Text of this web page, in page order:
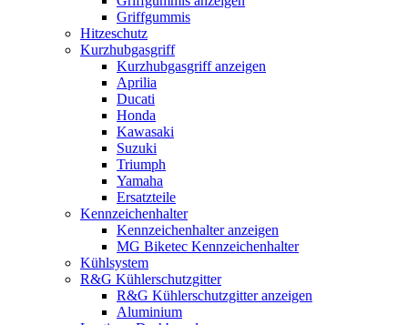
Griffgummis
Hitzeschutz
Kurzhubgasgriff
Kurzhubgasgriff anzeigen
Aprilia
Ducati
Honda
Kawasaki
Suzuki
Triumph
Yamaha
Ersatzteile
Kennzeichenhalter
Kennzeichenhalter anzeigen
MG Biketec Kennzeichenhalter
Kühlsystem
R&G Kühlerschutzgitter
R&G Kühlerschutzgitter anzeigen
Aluminium